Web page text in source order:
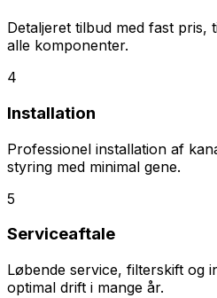
Detaljeret tilbud med fast pris,
alle komponenter.
4
Installation
Professionel installation af
styring med minimal gene.
5
Serviceaftale
Løbende service, filterskift og
optimal drift i mange år.